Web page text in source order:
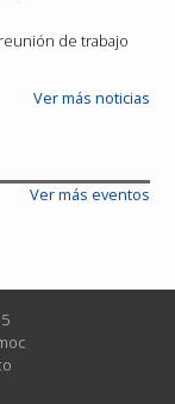
de trabajo
Ver más noticias
Ver más eventos